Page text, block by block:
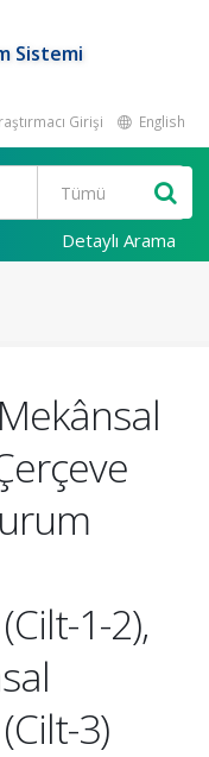
Sistemi
Girişi English
Detaylı Arama
1-2),
3)